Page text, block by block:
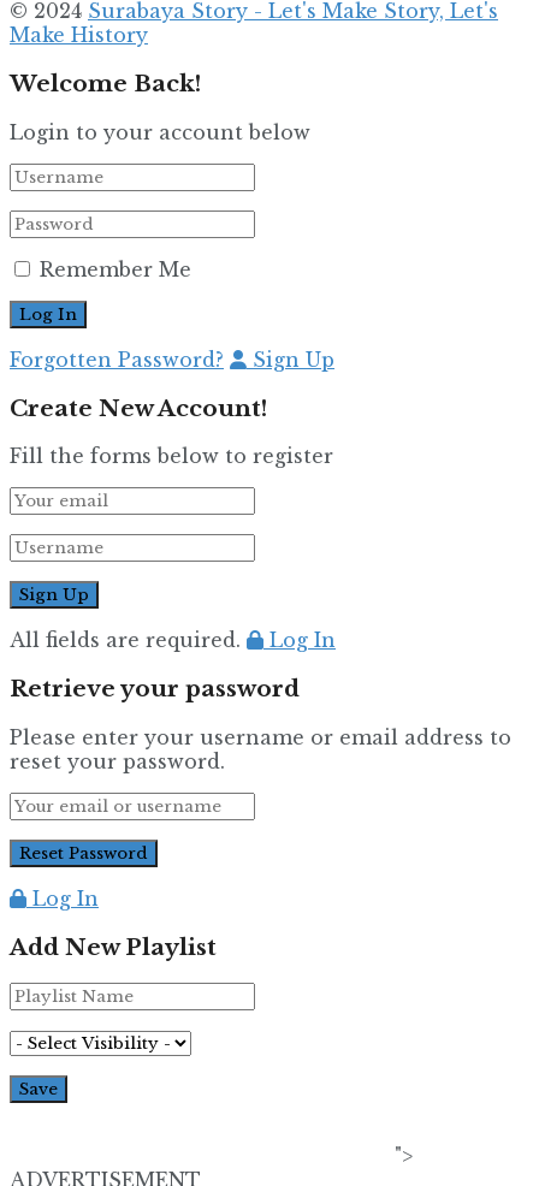
© 2024 Surabaya Story - Let's Make Story, Let's
Make History
Welcome Back!
Login to your account below
Remember Me
Forgotten Password? Sign Up
Create New Account!
Fill the forms below to register
All fields are required. Log In
Retrieve your password
Please enter your username or email address to
reset your password.
Log In
Add New Playlist
">
ADVERTISEMENT